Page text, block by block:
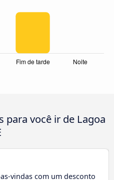
para você ir de Lagoa
vindas com um desconto